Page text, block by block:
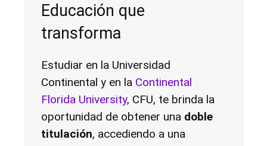
Educación que
transforma
Estudiar en la Universidad
Continental y en la Continental
Florida University, CFU, te brinda la
oportunidad de obtener una doble
titulación, accediendo a una